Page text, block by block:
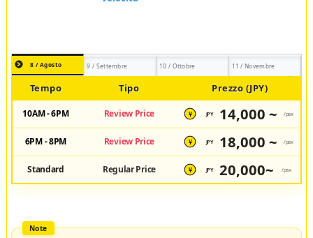
8 / Agosto 9 / Settembre 10 / Ottobre 11 / Novembre
Tempo Tipo Prezzo (JPY)
10AM - 6PM Review Price ¥ JPY 14,000 ~ /pax
6PM - 8PM Review Price ¥ JPY 18,000 ~ /pax
Standard Regular Price ¥ JPY 20,000~ /pax